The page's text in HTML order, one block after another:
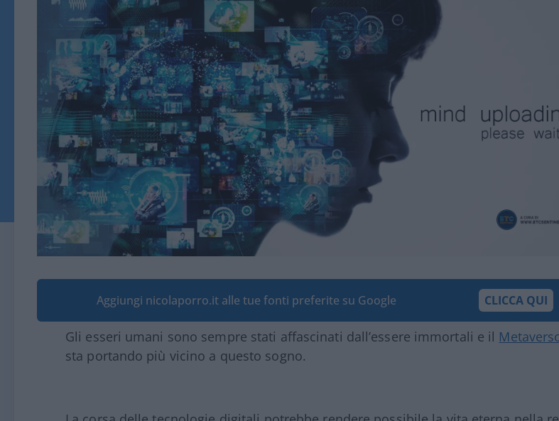
Aggiungi nicolaporro.it alle tue fonti preferite su Google CLICCA QUI
Gli esseri umani sono sempre stati affascinati dall’essere immortali e il
sta portando più vicino a questo sogno.